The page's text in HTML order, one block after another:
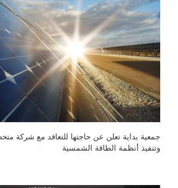
جمعية بداية تعلن عن حاجتها للتعاقد مع شركة
وتنفيذ أنظمة الطاقة الشمسية